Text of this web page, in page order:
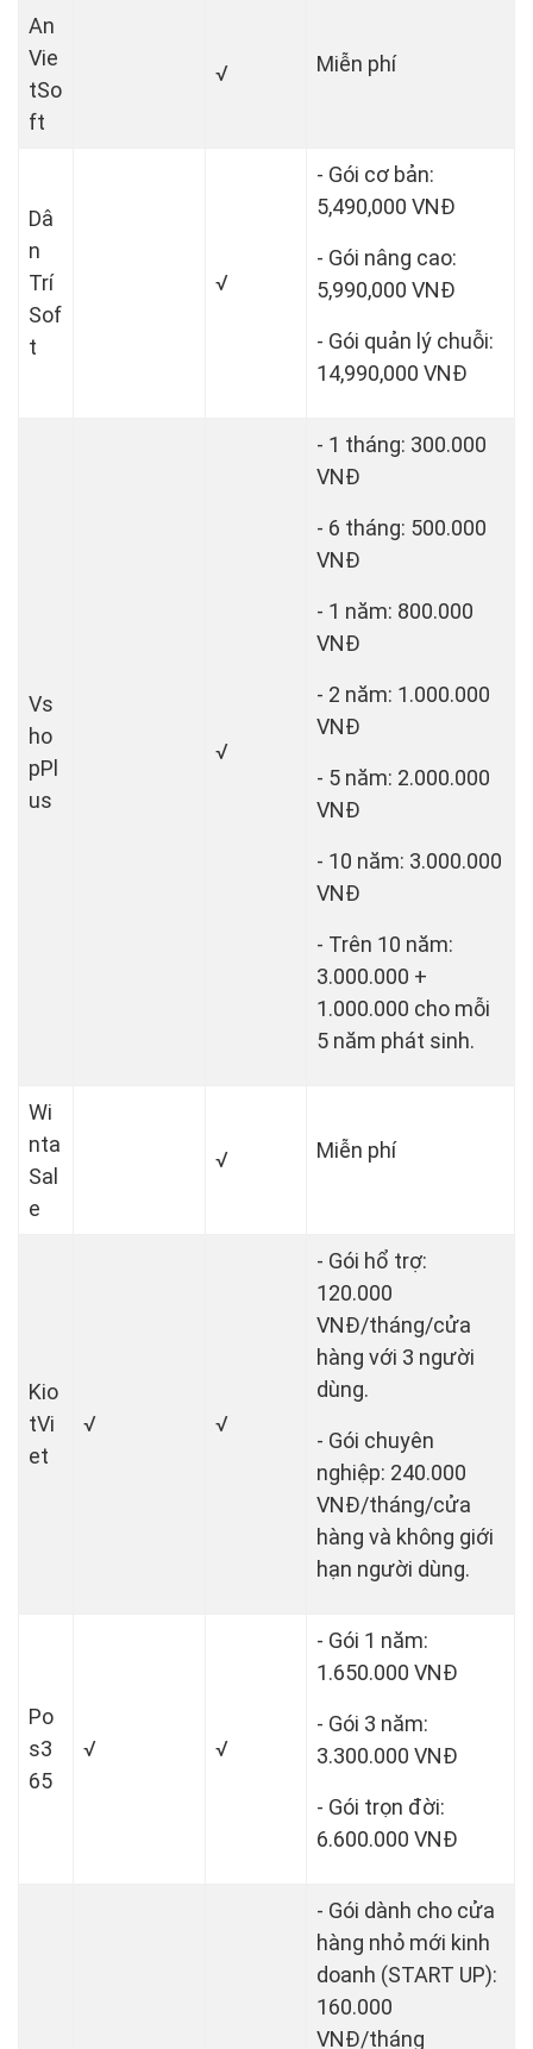
An
Vie
tSo
ft
√ Miễn phí
Dâ
n
Trí
Sof
t
√
- Gói cơ bản:
5,490,000 VNĐ
- Gói nâng cao:
5,990,000 VNĐ
- Gói quản lý chuỗi:
14,990,000 VNĐ
Vs
ho
pPl
us
√
- 1 tháng: 300.000
VNĐ
- 6 tháng: 500.000
VNĐ
- 1 năm: 800.000
VNĐ
- 2 năm: 1.000.000
VNĐ
- 5 năm: 2.000.000
VNĐ
- 10 năm: 3.000.000
VNĐ
- Trên 10 năm:
3.000.000 +
1.000.000 cho mỗi
5 năm phát sinh.
Wi
nta
Sal
e
√ Miễn phí
Kio
tVi
et
√ √
- Gói hổ trợ:
120.000
VNĐ/tháng/cửa
hàng với 3 người
dùng.
- Gói chuyên
nghiệp: 240.000
VNĐ/tháng/cửa
hàng và không giới
hạn người dùng.
Po
s3
65
√ √
- Gói 1 năm:
1.650.000 VNĐ
- Gói 3 năm:
3.300.000 VNĐ
- Gói trọn đời:
6.600.000 VNĐ
- Gói dành cho cửa
hàng nhỏ mới kinh
doanh (START UP):
160.000
VNĐ/tháng